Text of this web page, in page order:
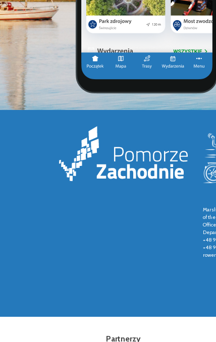
of
+48
+48
Partnerzy